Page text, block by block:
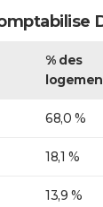
% des
68,0 %
18,1 %
13,9 %